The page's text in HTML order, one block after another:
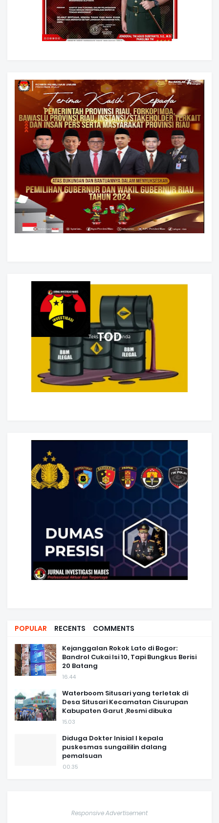
POPULAR RECENTS COMMENTS
Kejanggalan Rokok Lato di Bogor:
Bandrol Cukai Isi 10, Tapi Bungkus Berisi
20 Batang
16.44
Waterboom Situsari yang terletak di
Desa Situsari Kecamatan Cisurupan
Kabupaten Garut ,Resmi dibuka
15.03
Diduga Dokter Inisial I kepala
puskesmas sungaililin dalang
pemalsuan
00.35
Responsive Advertisement